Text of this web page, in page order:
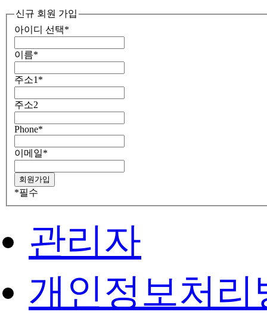
신규 회원 가입
아이디 선택*
이름*
주소1 *
주소2
Phone*
이메일*
*필수
관리자
개인정보처리